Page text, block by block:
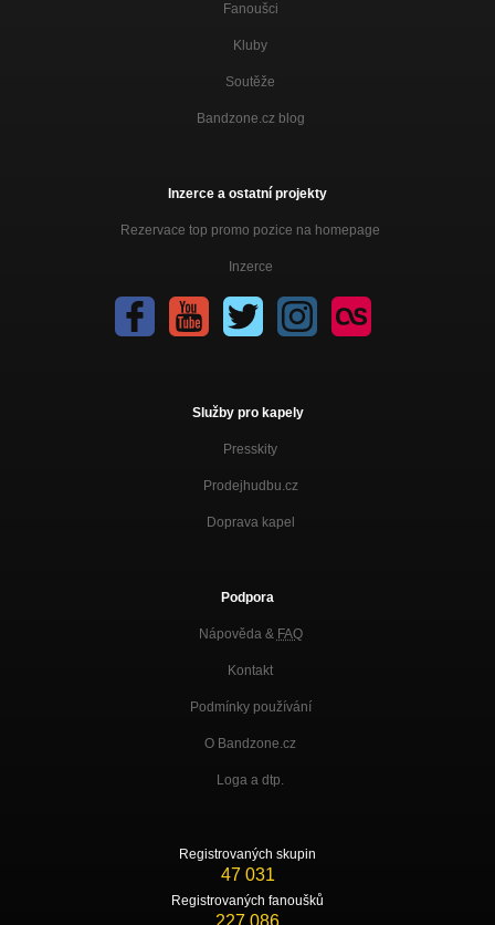
Fanoušci
Kluby
Soutěže
Bandzone.cz blog
Inzerce a ostatní projekty
Rezervace top promo pozice na homepage
Inzerce
Služby pro kapely
Presskity
Prodejhudbu.cz
Doprava kapel
Podpora
Nápověda & FAQ
Kontakt
Podmínky používání
O Bandzone.cz
Loga a dtp.
Registrovaných skupin
47 031
Registrovaných fanoušků